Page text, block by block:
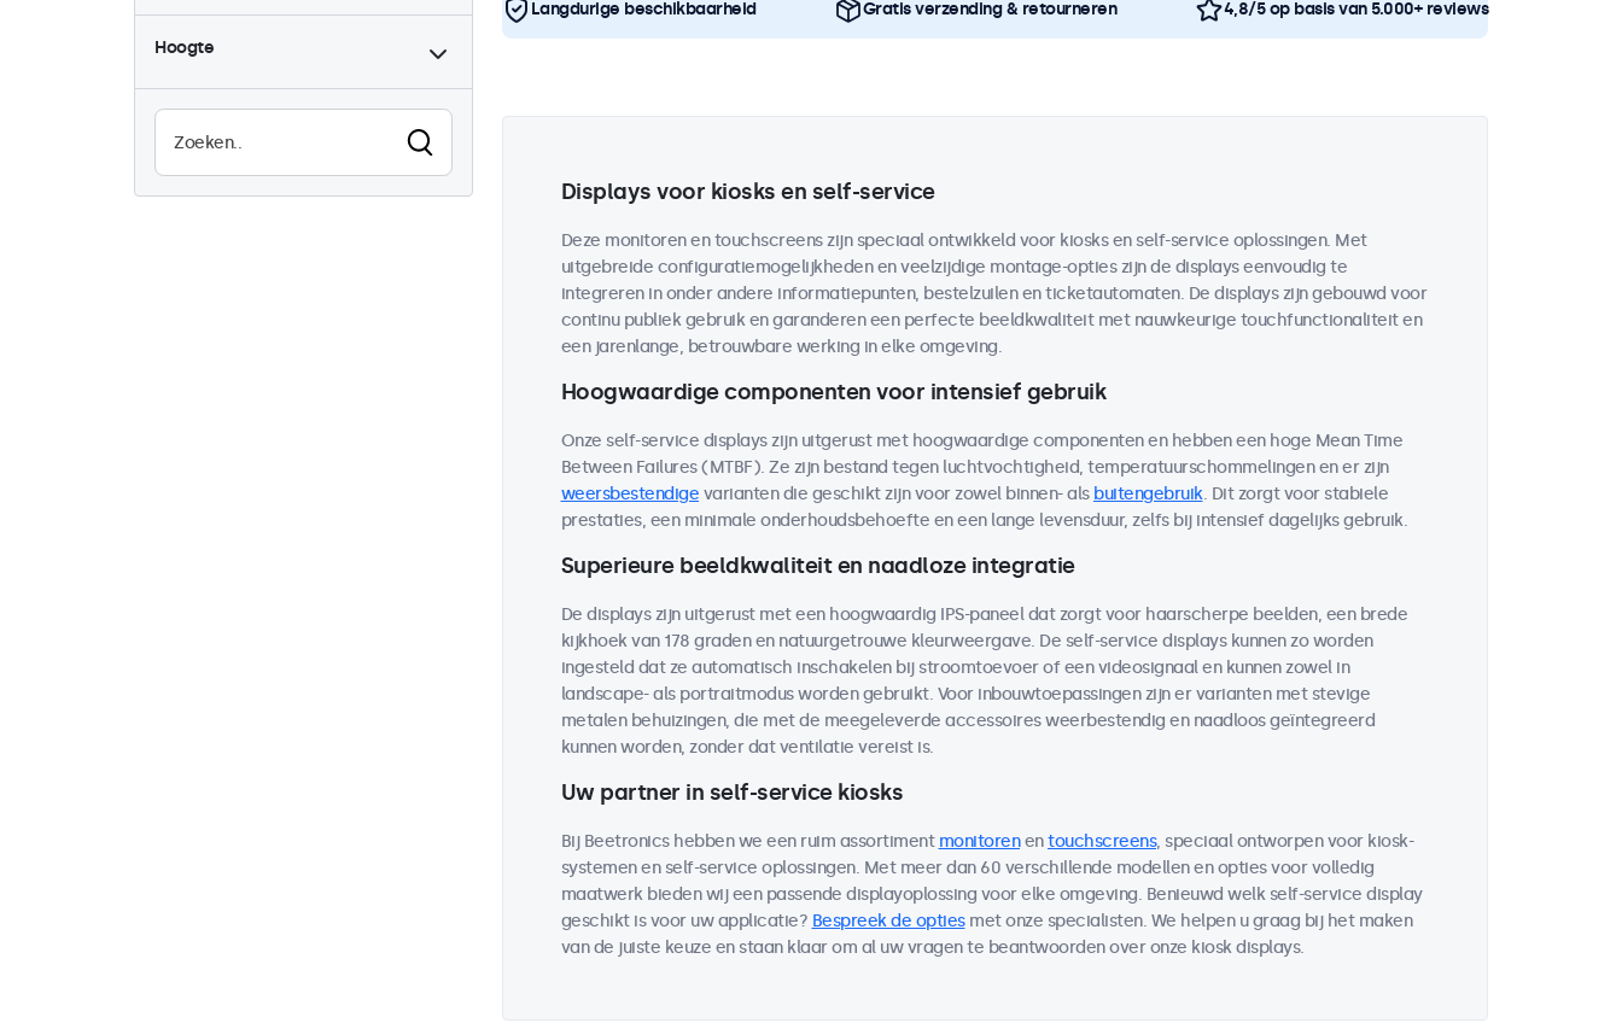
Hoogte
Langdurige beschikbaarheid Gratis verzending & retourneren 4,8/5 op basis van 5.000+ reviews
Displays voor kiosks en self-service
Deze monitoren en touchscreens zijn speciaal ontwikkeld voor kiosks en self-service oplossingen. Met
uitgebreide configuratiemogelijkheden en veelzijdige montage-opties zijn de displays eenvoudig te
integreren in onder andere informatiepunten, bestelzuilen en ticketautomaten. De displays zijn gebouwd voor
continu publiek gebruik en garanderen een perfecte beeldkwaliteit met nauwkeurige touchfunctionaliteit en
een jarenlange, betrouwbare werking in elke omgeving.
Hoogwaardige componenten voor intensief gebruik
Onze self-service displays zijn uitgerust met hoogwaardige componenten en hebben een hoge Mean Time
Between Failures (MTBF). Ze zijn bestand tegen luchtvochtigheid, temperatuurschommelingen en er zijn
weersbestendige varianten die geschikt zijn voor zowel binnen- als buitengebruik. Dit zorgt voor stabiele
prestaties, een minimale onderhoudsbehoefte en een lange levensduur, zelfs bij intensief dagelijks gebruik.
Superieure beeldkwaliteit en naadloze integratie
De displays zijn uitgerust met een hoogwaardig IPS-paneel dat zorgt voor haarscherpe beelden, een brede
kijkhoek van 178 graden en natuurgetrouwe kleurweergave. De self-service displays kunnen zo worden
ingesteld dat ze automatisch inschakelen bij stroomtoevoer of een videosignaal en kunnen zowel in
landscape- als portraitmodus worden gebruikt. Voor inbouwtoepassingen zijn er varianten met stevige
metalen behuizingen, die met de meegeleverde accessoires weerbestendig en naadloos geïntegreerd
kunnen worden, zonder dat ventilatie vereist is.
Uw partner in self-service kiosks
Bij Beetronics hebben we een ruim assortiment monitorenentouchscreens, speciaal ontworpen voor kiosk-
systemen en self-service oplossingen. Met meer dan 60 verschillende modellen en opties voor volledig
maatwerk bieden wij een passende displayoplossing voor elke omgeving. Benieuwd welk self-service display
geschikt is voor uw applicatie? Bespreek de optiesmet onze specialisten. We helpen u graag bij het maken
van de juiste keuze en staan klaar om al uw vragen te beantwoorden over onze kiosk displays.